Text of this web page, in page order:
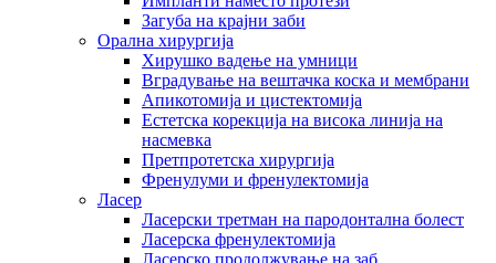
Загуба на крајни заби
Орална хирургија
Хирушко вадење на умници
Вградување на вештачка коска и мембрани
Апикотомија и цистектомија
Естетска корекција на висока линија на
насмевка
Претпротетска хирургија
Френулуми и френулектомија
Ласер
Ласерски третман на пародонтална болест
Ласерска френулектомија
Ласерско продолжување на заб